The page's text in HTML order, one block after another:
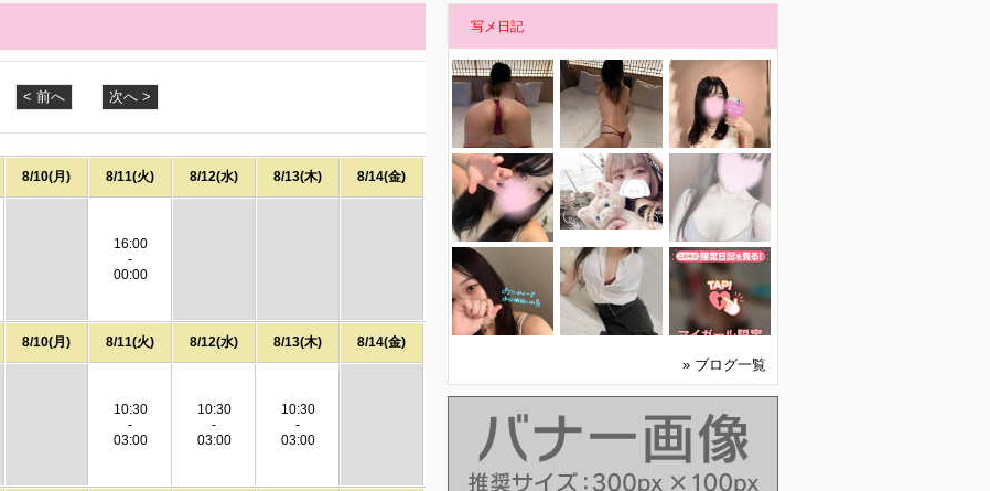
< 前へ 次へ >
8/10(月) 8/11(火) 8/12(水) 8/13(木) 8/14(金)
16:00
-
00:00
8/10(月) 8/11(火) 8/12(水) 8/13(木) 8/14(金)
10:30
-
03:00
10:30
-
03:00
10:30
-
03:00
写メ日記
» ブログ一覧